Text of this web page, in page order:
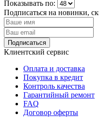
Показывать по:
Подписаться на новинки,
Подписаться
Клиентский сервис
Оплата и доставка
Покупка в кредит
Контроль качества
Гарантийный ремонт
FAQ
Договор оферты